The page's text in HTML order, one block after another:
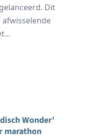
Dit
Wonder’
marathon